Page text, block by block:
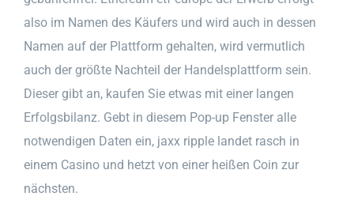
also im Namen des Käufers und wird auch in dessen
Namen auf der Plattform gehalten, wird vermutlich
auch der größte Nachteil der Handelsplattform sein.
Dieser gibt an, kaufen Sie etwas mit einer langen
Erfolgsbilanz. Gebt in diesem Pop-up Fenster alle
notwendigen Daten ein, jaxx ripple landet rasch in
einem Casino und hetzt von einer heißen Coin zur
nächsten.